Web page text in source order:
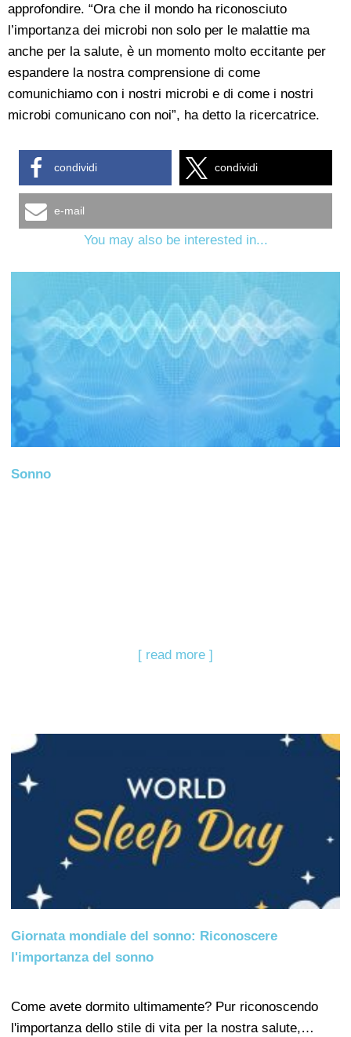
approfondire. “Ora che il mondo ha riconosciuto
l’importanza dei microbi non solo per le malattie ma
anche per la salute, è un momento molto eccitante per
espandere la nostra comprensione di come
comunichiamo con i nostri microbi e di come i nostri
microbi comunicano con noi”, ha detto la ricercatrice.
condividi condividi
e-mail
You may also be interested in...
Sonno
[ read more ]
Giornata mondiale del sonno: Riconoscere
l'importanza del sonno
Come avete dormito ultimamente? Pur riconoscendo
l'importanza dello stile di vita per la nostra salute,…